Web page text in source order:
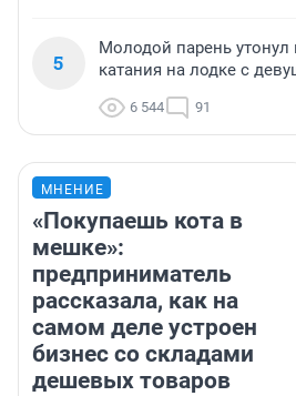
5
Молодой парень утонул
катания на лодке с
6 544 91
МНЕНИЕ
«Покупаешь кота в
мешке»:
предприниматель
рассказала, как на
самом деле устроен
бизнес со складами
дешевых товаров